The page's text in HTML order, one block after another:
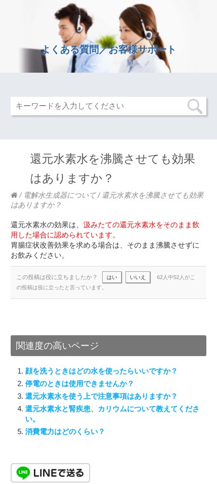
よくある質問／お客様サポート
還元水素水を沸騰させても効果
はありますか？
/ 電解水生成器について / 還元水素水を沸騰させても効果
はありますか？
還元水素水の効果は、汲みたての還元水素水をそのまま飲
用した場合に認められています。
胃腸症状改善効果を求める場合は、そのまま沸騰させずに
お飲みください。
この投稿は役に立ちましたか？ はい いいえ
62人中52人がこ
の投稿は役に立ったと言っています。
関連度の高いページ
顔を洗うときはどの水を使ったらいいですか？
停電のときは使用できませんか？
還元水素水を使う上で注意事項はありますか？
還元水素水と腎疾患、カリウムについて教えてくださ
い。
消費電力はどのくらい？